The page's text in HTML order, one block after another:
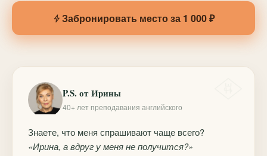
Забронировать место за 1 000 ₽
P.S. от Ирины
40+ лет преподавания английского
Знаете, что меня спрашивают чаще всего?
«Ирина, а вдруг у меня не получится?»